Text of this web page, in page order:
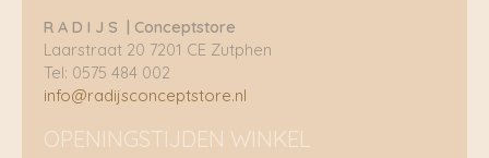
R A D I J S | Conceptstore
Laarstraat 20 7201 CE Zutphen
Tel: 0575 484 002
info@radijsconceptstore.nl
OPENINGSTIJDEN WINKEL